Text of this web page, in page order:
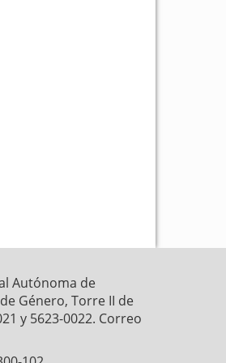
Autónoma de
Género, Torre II de
y 5623-0022. Correo